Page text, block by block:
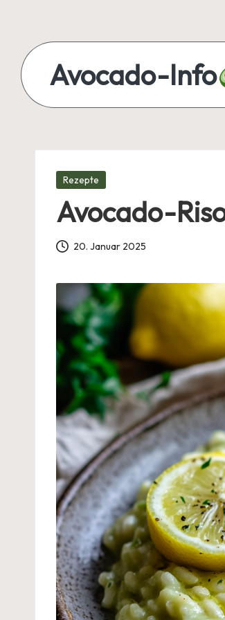
content
Avocado-Info
Rezepte,
Tipps
und
Wissen
einen
Blick!
Posted
Rezepte
Avocado-
20. Januar 2025